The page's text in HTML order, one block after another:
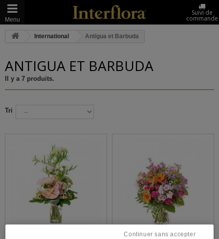
Menu
Suivi de
commande
International Antigua et Barbuda
ANTIGUA ET BARBUDA
Il y a 7 produits.
Tri
Continuer sans accepter